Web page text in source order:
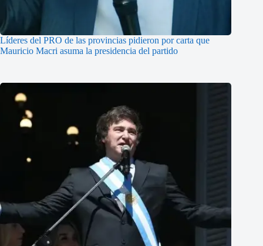
Líderes del PRO de las provincias pidieron por carta que
Mauricio Macri asuma la presidencia del partido